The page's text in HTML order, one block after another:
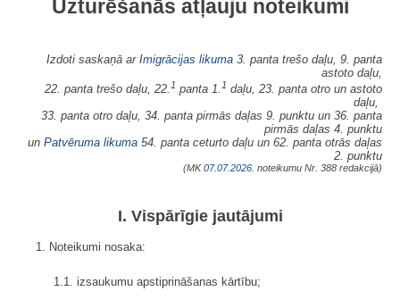
Uzturēšanās atļauju noteikumi
Izdoti saskaņā ar Imigrācijas likuma 3. panta trešo daļu, 9. panta
astoto daļu,
22. panta trešo daļu, 22. 1 panta 1. 1 daļu, 23. panta otro un astoto
daļu,
33. panta otro daļu, 34. panta pirmās daļas 9. punktu un 36. panta
pirmās daļas 4. punktu
un Patvēruma likuma 54. panta ceturto daļu un 62. panta otrās daļas
2. punktu
(MK07.07.2026. noteikumu Nr. 388 redakcijā)
I. Vispārīgie jautājumi
1. Noteikumi nosaka:
1.1. izsaukumu apstiprināšanas kārtību;